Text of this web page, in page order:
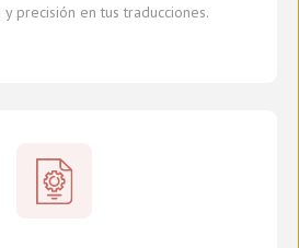
precisión en tus traducciones.